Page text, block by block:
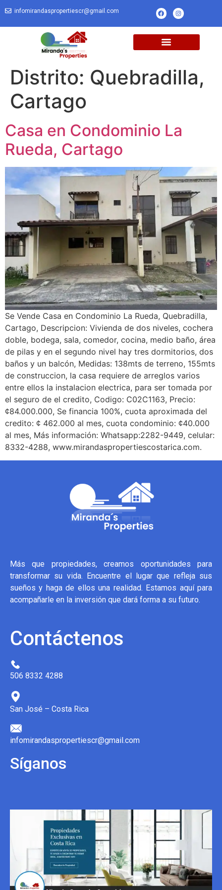
infomirandaspropertiescr@gmail.com
Distrito: Quebradilla,
Cartago
Casa en Condominio La
Rueda, Cartago
Se Vende Casa en Condominio La Rueda, Quebradilla,
Cartago, Descripcion: Vivienda de dos niveles, cochera
doble, bodega, sala, comedor, cocina, medio baño, área
de pilas y en el segundo nivel hay tres dormitorios, dos
baños y un balcón, Medidas: 138mts de terreno, 155mts
de construccion, la casa requiere de arreglos varios
entre ellos la instalacion electrica, para ser tomada por
el seguro de el credito, Codigo: C02C1163, Precio:
¢84.000.000, Se financia 100%, cuota aproximada del
credito: ¢ 462.000 al mes, cuota condominio: ¢40.000
al mes, Más información: Whatsapp:2282-9449, celular:
8332-4288, www.mirandaspropertiescostarica.com.
Más que propiedades, creamos oportunidades para
transformar su vida. Encuentre el lugar que refleja sus
sueños y haga de ellos una realidad. Estamos aquí para
acompañarle en la inversión que dará forma a su futuro.
Contáctenos
506 8332 4288
San José – Costa Rica
infomirandaspropertiescr@gmail.com
Síganos